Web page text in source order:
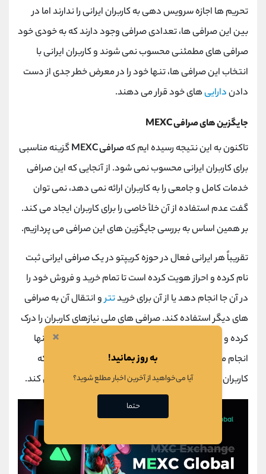
تحریم ها اجازه سرویس دهی به کاربران ایرانی را ندارند اما در
بین این صرافی ها، تعدادی صرافی وجود دارند که به خودی خود
صرافی های مطمئنی محسوب نمی شوند و کاربران ایرانی با
انتخاب این صرافی ها، تنها خود را در معرض خطر جدی از دست
دادنداراییهای خود قرار می دهند.
جایگزین های صرافی MEXC
تاکنون به این نتیجه رسیده ایم کهصرافی MEXC
گزینه مناسبی
برای کاربران ایرانی محسوب نمی شود. از آنجایی که این صرافی
خدمات کامل و جامعی را به کاربران ارائه نمی دهد، نمی توان
گفت عدم استفاده از آن خلأ خاصی را برای کاربران ایجاد می کند.
بر همین اساس به بررسی جایگزین های این صرافی می پردازیم.
تقریباً هر ایرانی فعال در حوزه کریپتو در یک صرافی ایرانی ثبت
نام کرده و احراز هویت کرده است تا تمام خرید و فروش خود را
در آن جا انجام دهد یا از آن برای خریدتترو انتقال آن به صرافی
های دیگر استفاده کند. صرافی های ملی نیازهای کاربران را درک
کرده و تمام تلاش خود را برای ارائه خدمات قابل قبول به آنها
انجام می دهند. این صرافی ها نیز مشکلات زیادی دارند که
کاربران را آزار می دهد و برای برخی از آنها مشکل ایجاد می کند.
×
به روز بمانید!
آیا می‌خواهید از آخرین اخبار مطلع شوید؟
حتما